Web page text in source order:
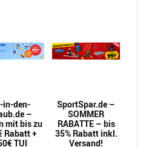
in-den-
–
mit bis zu
Rabatt +
TUI
SportSpar.de –
SOMMER
RABATTE – bis
35% Rabatt inkl.
Versand!